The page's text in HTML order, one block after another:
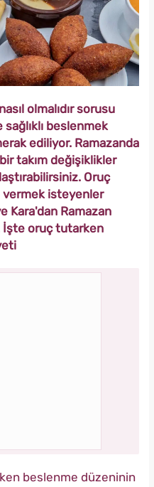
olmalıdır sorusu
beslenmek
ediliyor. Ramazanda
takım değişiklikler
Oruç
vermek isteyenler
Kara'dan Ramazan
İşte oruç tutarken
beslenme düzeninin